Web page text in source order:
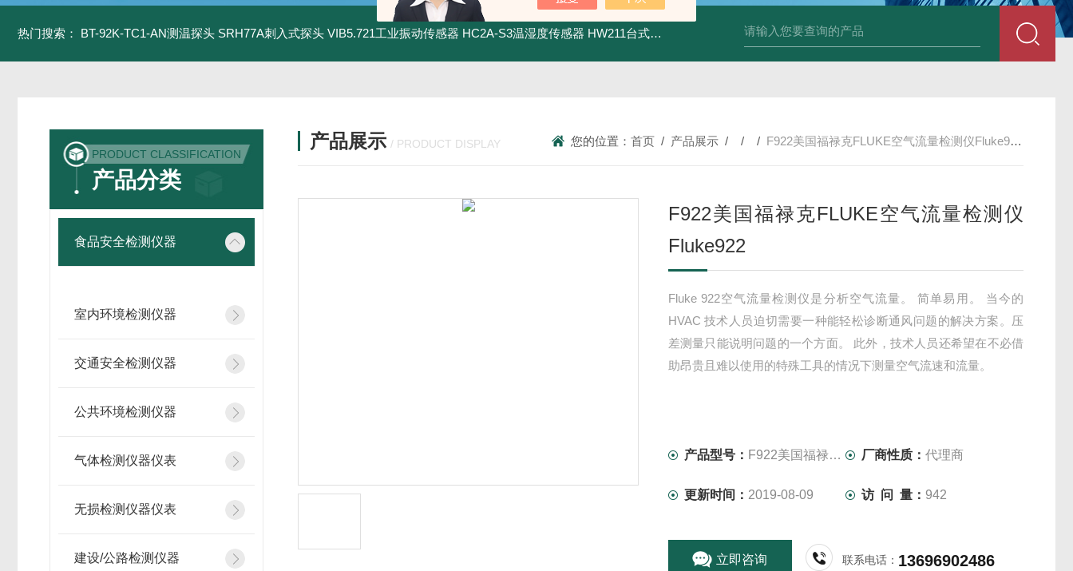
热门搜索： BT-92K-TC1-AN测温探头 SRH77A刺入式探头 VIB5.721工业振动传感器 HC2A-S3温湿度传感器 HW211台式数显酸度计 AZ86032荧光溶氧水质检测仪 SHB-1K 山
PRODUCT CLASSIFICATION
产品分类
食品安全检测仪器
室内环境检测仪器
交通安全检测仪器
公共环境检测仪器
气体检测仪器仪表
无损检测仪器仪表
建设/公路检测仪器
产品展示 / PRODUCT DISPLAY 您的位置：首页 / 产品展示 / / / F922美国福禄克FLUKE空气流量检测仪Fluke922F922美国福禄克FLUKE空气流量检测仪Fluke922
F922美国福禄克FLUKE空气流量检测仪
Fluke922
Fluke 922空气流量检测仪是分析空气流量。 简单易用。 当今的
HVAC 技术人员迫切需要一种能轻松诊断通风问题的解决方案。压
差测量只能说明问题的一个方面。 此外，技术人员还希望在不必借
助昂贵且难以使用的特殊工具的情况下测量空气流速和流量。
产品型号： F922美国福禄克FLUKE空气流量检测仪Fluke922 厂商性质：代理商
更新时间： 2019-08-09 访 问 量： 942
立即咨询 联系电话： 13696902486